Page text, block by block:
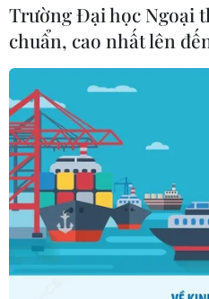
Trường Đại học Ngoại
chuẩn, cao nhất lên